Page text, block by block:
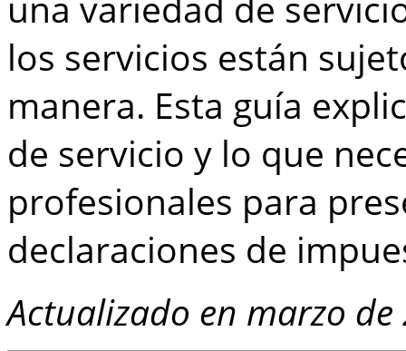
los servicios están
manera. Esta guía
de servicio y lo que
profesionales para
declaraciones de
Actualizado en marzo